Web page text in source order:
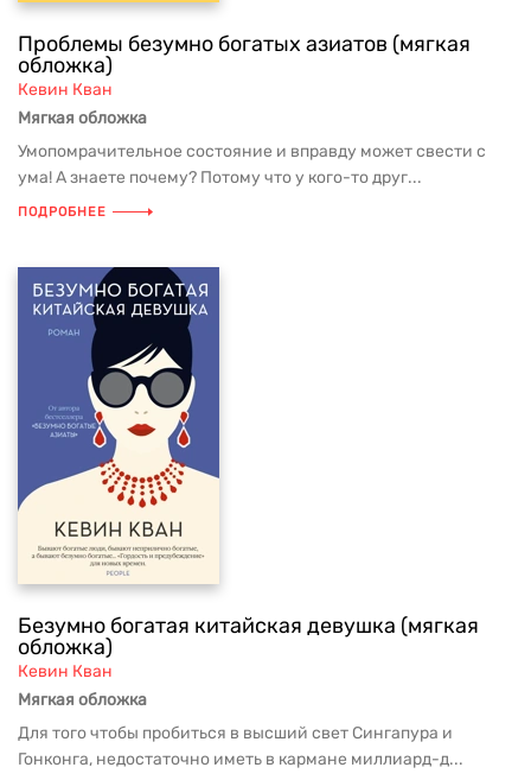
Проблемы безумно богатых азиатов (мягкая
обложка)
Кевин Кван
Мягкая обложка
Умопомрачительное состояние и вправду может свести с
ума! А знаете почему? Потому что у кого-то друг...
ПОДРОБНЕЕ
Безумно богатая китайская девушка (мягкая
обложка)
Кевин Кван
Мягкая обложка
Для того чтобы пробиться в высший свет Сингапура и
Гонконга, недостаточно иметь в кармане миллиард-д...